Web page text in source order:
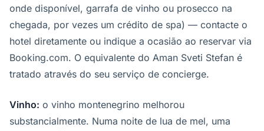
onde disponível, garrafa de vinho ou prosecco na
chegada, por vezes um crédito de spa) — contacte o
hotel diretamente ou indique a ocasião ao reservar via
Booking.com. O equivalente do Aman Sveti Stefan é
tratado através do seu serviço de concierge.
Vinho: o vinho montenegrino melhorou
substancialmente. Numa noite de lua de mel, uma